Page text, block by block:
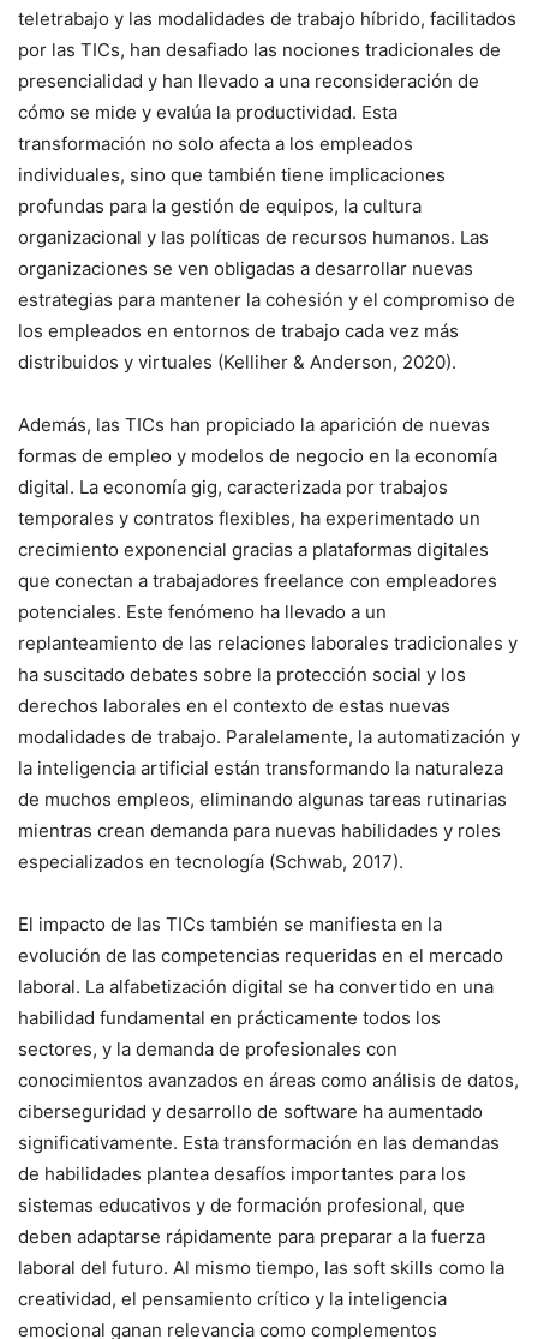
teletrabajo y las modalidades de trabajo híbrido, facilitados
por las TICs, han desafiado las nociones tradicionales de
presencialidad y han llevado a una reconsideración de
cómo se mide y evalúa la productividad. Esta
transformación no solo afecta a los empleados
individuales, sino que también tiene implicaciones
profundas para la gestión de equipos, la cultura
organizacional y las políticas de recursos humanos. Las
organizaciones se ven obligadas a desarrollar nuevas
estrategias para mantener la cohesión y el compromiso de
los empleados en entornos de trabajo cada vez más
distribuidos y virtuales (Kelliher & Anderson, 2020).
Además, las TICs han propiciado la aparición de nuevas
formas de empleo y modelos de negocio en la economía
digital. La economía gig, caracterizada por trabajos
temporales y contratos flexibles, ha experimentado un
crecimiento exponencial gracias a plataformas digitales
que conectan a trabajadores freelance con empleadores
potenciales. Este fenómeno ha llevado a un
replanteamiento de las relaciones laborales tradicionales y
ha suscitado debates sobre la protección social y los
derechos laborales en el contexto de estas nuevas
modalidades de trabajo. Paralelamente, la automatización y
la inteligencia artificial están transformando la naturaleza
de muchos empleos, eliminando algunas tareas rutinarias
mientras crean demanda para nuevas habilidades y roles
especializados en tecnología (Schwab, 2017).
El impacto de las TICs también se manifiesta en la
evolución de las competencias requeridas en el mercado
laboral. La alfabetización digital se ha convertido en una
habilidad fundamental en prácticamente todos los
sectores, y la demanda de profesionales con
conocimientos avanzados en áreas como análisis de datos,
ciberseguridad y desarrollo de software ha aumentado
significativamente. Esta transformación en las demandas
de habilidades plantea desafíos importantes para los
sistemas educativos y de formación profesional, que
deben adaptarse rápidamente para preparar a la fuerza
laboral del futuro. Al mismo tiempo, las soft skills como la
creatividad, el pensamiento crítico y la inteligencia
emocional ganan relevancia como complementos